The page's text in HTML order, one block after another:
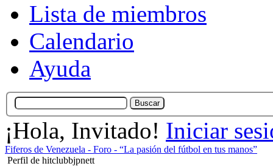
Lista de miembros
Calendario
Ayuda
¡Hola, Invitado! Iniciar
Fiferos de Venezuela - Foro - “La pasión del fútbol en tus manos”
Perfil de hitclubbjpnett